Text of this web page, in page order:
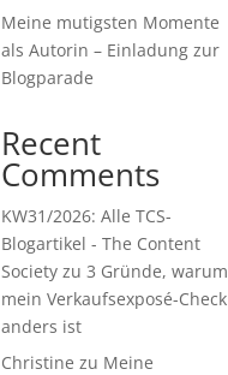
Meine mutigsten Momente
als Autorin – Einladung zur
Blogparade
Recent
Comments
KW31/2026: Alle TCS-
Blogartikel - The Content
Society zu3 Gründe, warum
mein Verkaufsexposé-Check
anders ist
Christine zu Meine